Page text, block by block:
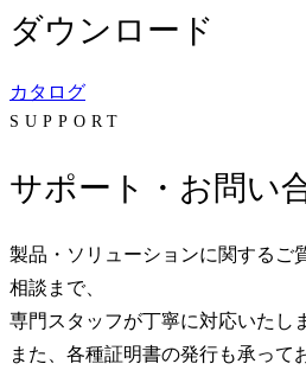
ダウンロード
カタログ
SUPPORT
サポート・お問い
製品・ソリューションに関するご
相談まで、
専門スタッフが丁寧に対応いたし
また、各種証明書の発行も承って